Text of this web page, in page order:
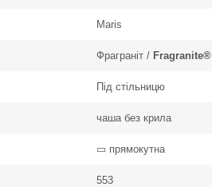
Maris
Фраграніт / Fragranite®
Під стільницю
чаша без крила
▭ прямокутна
553